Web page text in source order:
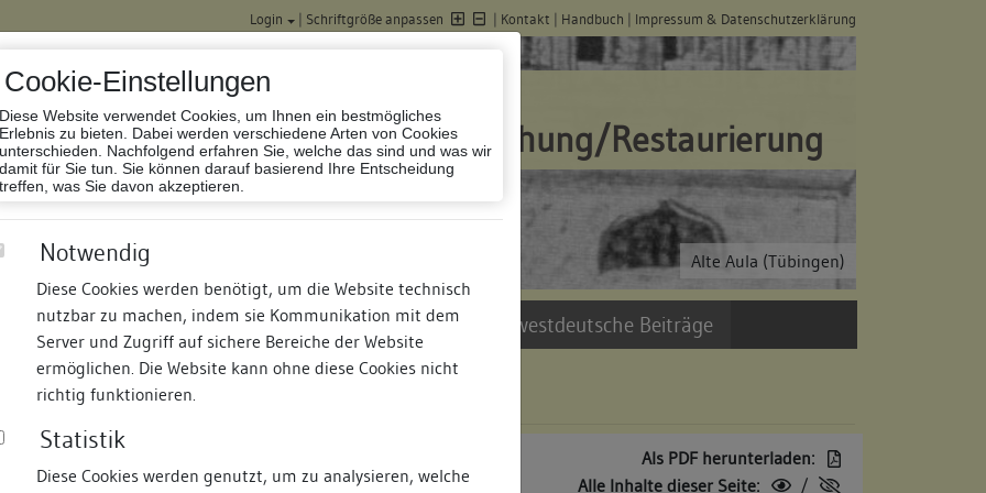
Cookie-Einstellungen
Diese Website verwendet Cookies, um Ihnen ein bestmögliches
Erlebnis zu bieten. Dabei werden verschiedene Arten von Cookies
unterschieden. Nachfolgend erfahren Sie, welche das sind und was wir
damit für Sie tun. Sie können darauf basierend Ihre Entscheidung
treffen, was Sie davon akzeptieren.
Notwendig
Diese Cookies werden benötigt, um die Website technisch
nutzbar zu machen, indem sie Kommunikation mit dem
Server und Zugriff auf sichere Bereiche der Website
ermöglichen. Die Website kann ohne diese Cookies nicht
richtig funktionieren.
Statistik
Diese Cookies werden genutzt, um zu analysieren, welche
Login | Schriftgröße anpassen | Kontakt | Handbuch | Impressum & Datenschutzerklärung
Alte Aula (Tübingen)
Datenbank Bauforschung/Restaurierung
Termine Suche Freie Bauforscher:innen Südwestdeutsche Beiträge
2)
Als PDF herunterladen:
Alle Inhalte dieser Seite:
/